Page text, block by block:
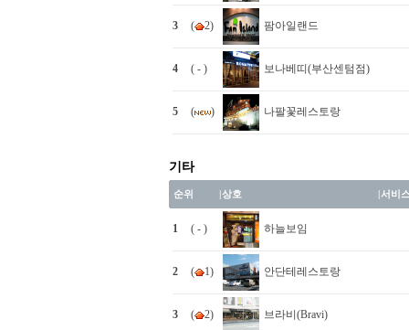
3 ( 2) 팜아일랜드
4 ( - ) 보나베띠(부산센텀점)
5 ( ) 나팔꽃레스토랑
기타
순위 |상호 |서비
1 ( - ) 하늘보임
2 ( 1) 안단테레스토랑
3 ( 2) 브라비(Bravi)